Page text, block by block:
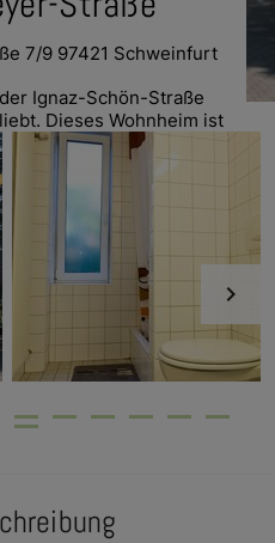
7/9 97421 Schweinfurt
Ignaz-Schön-Straße
Dieses Wohnheim ist
Vollzeitstudierende